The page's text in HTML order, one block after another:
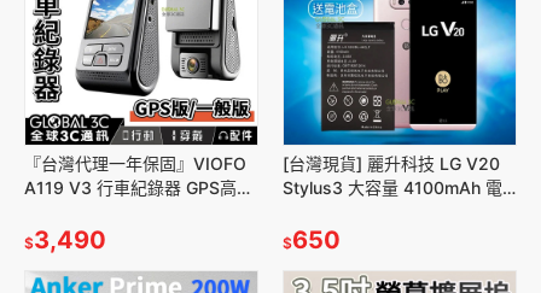
『台灣代理一年保固』VIOFO
A119 V3 行車紀錄器 GPS高配
控 行車記錄器
$3,490
[台灣現貨] 麗升科技 LG V20
Stylus3 大容量 4100mAh 電
$650